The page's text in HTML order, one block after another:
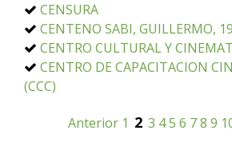
CENSURA
CENTENO SABI, GUILLERMO,
CENTRO CULTURAL Y
CENTRO DE CAPACITACION
(CCC)
Anterior 1 2 3 45 6 78 9